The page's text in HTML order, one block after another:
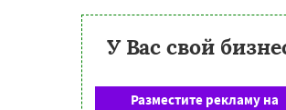
У Вас свой
Разместите рекламу на